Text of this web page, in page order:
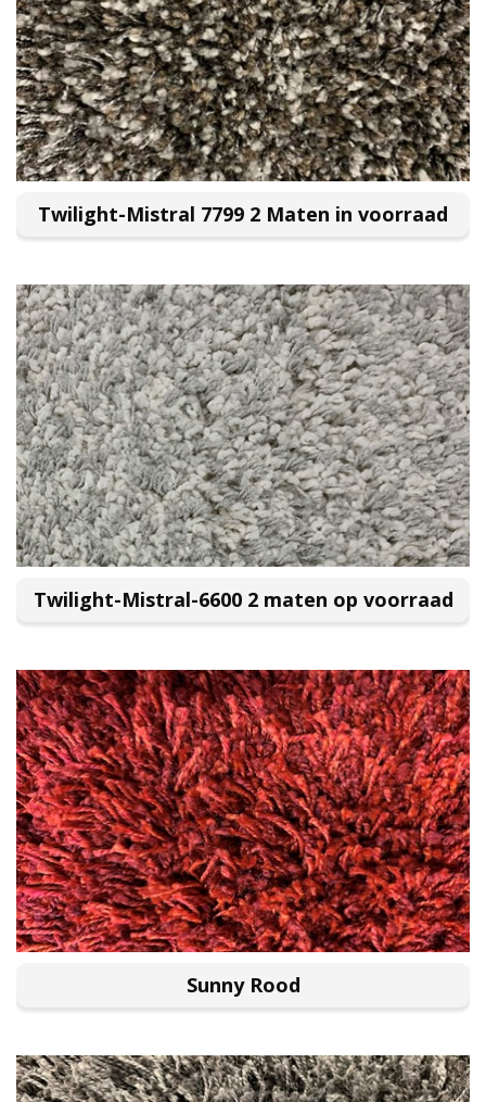
Twilight-Mistral 7799 2 Maten in voorraad
Twilight-Mistral-6600 2 maten op voorraad
Sunny Rood